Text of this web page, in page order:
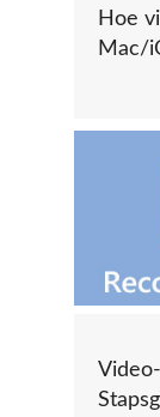
Hoe
Mac/